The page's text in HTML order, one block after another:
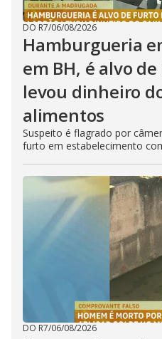
DO R7/06/08/2026
Hamburgueria
em BH, é alvo
levou dinheiro
alimentos
Suspeito é flagrado por
furto em estabelecimento
DO R7/06/08/2026